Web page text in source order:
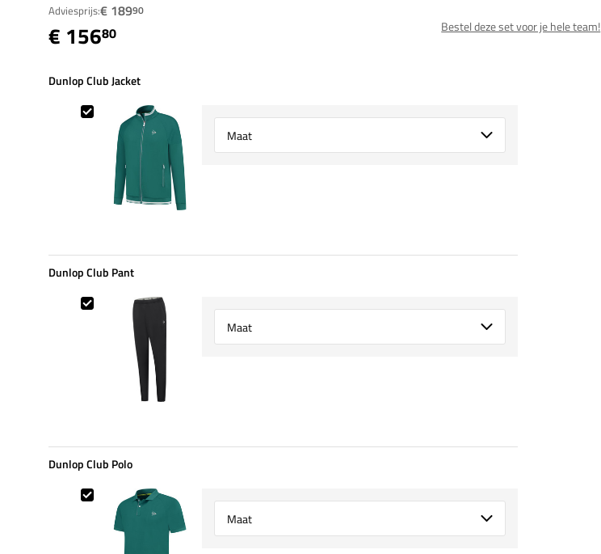
Adviesprijs:€ 18990
€ 15680 Bestel deze set voor je hele team!
Dunlop Club Jacket
Dunlop Club Jacket
Dunlop Club Pant
Dunlop Club Pant
Dunlop Club Polo
Dunlop Club Polo